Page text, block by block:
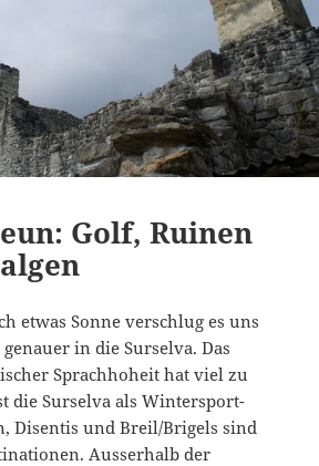
Golf, Ruinen
etwas Sonne verschlug es uns
in die Surselva. Das
Sprachhoheit hat viel zu
die Surselva als Wintersport-
Disentis und Breil/Brigels sind
Ausserhalb der